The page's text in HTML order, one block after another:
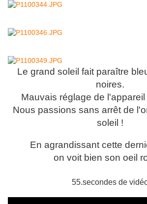
Le grand soleil fait paraître
noires.
Mauvais réglage de
Nous passions sans arrêt de
soleil !
En agrandissant cette
on voit bien son oeil
55.secondes de